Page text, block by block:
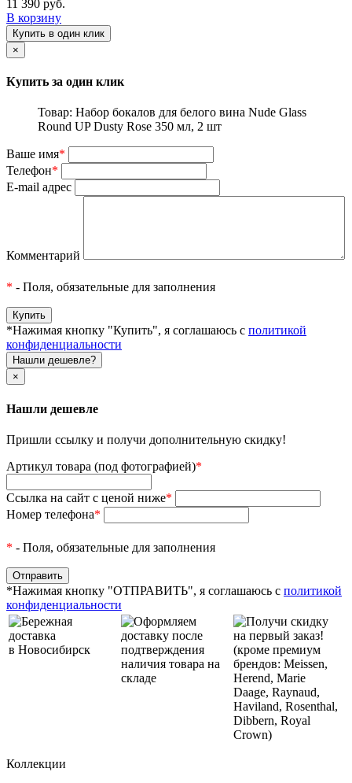
11 390 руб.
В корзину
Купить в один клик
×
Купить за один клик
Товар: Набор бокалов для белого вина Nude Glass
Round UP Dusty Rose 350 мл, 2 шт
Ваше имя*
Телефон*
E-mail адрес
Комментарий
* - Поля, обязательные для заполнения
*Нажимая кнопку "Купить", я соглашаюсь с политикой
конфиденциальности
Нашли дешевле?
×
Нашли дешевле
Пришли ссылку и получи дополнительную скидку!
Артикул товара (под фотографией)*
Ссылка на сайт с ценой ниже*
Номер телефона*
* - Поля, обязательные для заполнения
*Нажимая кнопку "ОТПРАВИТЬ", я соглашаюсь с политикой
конфиденциальности
Бережная
доставка
в Новосибирск
Оформляем
доставку после
подтверждения
наличия товара на
складе
Получи скидку
на первый заказ!
(кроме премиум
брендов: Meissen,
Herend, Marie
Daage, Raynaud,
Haviland, Rosenthal,
Dibbern, Royal
Crown)
Коллекции